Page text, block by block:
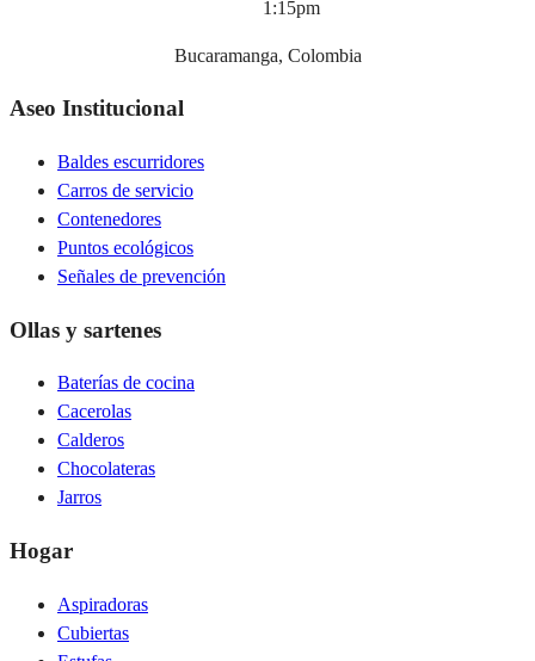
1:15pm
Bucaramanga, Colombia
Aseo Institucional
Baldes escurridores
Carros de servicio
Contenedores
Puntos ecológicos
Señales de prevención
Ollas y sartenes
Baterías de cocina
Cacerolas
Calderos
Chocolateras
Jarros
Hogar
Aspiradoras
Cubiertas